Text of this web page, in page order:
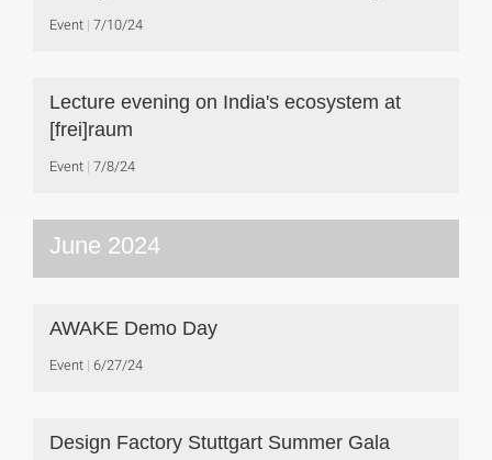
Event 7/10/24
Lecture evening on India's ecosystem at
[frei]raum
Event 7/8/24
June 2024
AWAKE Demo Day
Event 6/27/24
Design Factory Stuttgart Summer Gala